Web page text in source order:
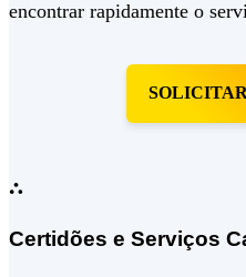
encontrar rapidamente o
⛬
Certidões e Serviços